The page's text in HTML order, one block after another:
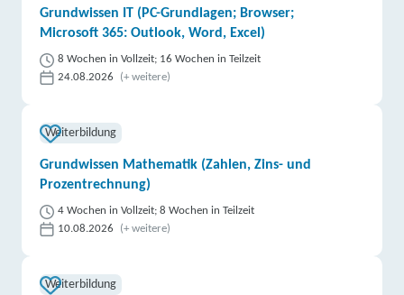
Grundwissen IT (PC-Grundlagen; Browser;
Microsoft 365: Outlook, Word, Excel)
8 Wochen in Vollzeit; 16 Wochen in Teilzeit
24.08.2026
(+ weitere)
Weiterbildung
Grundwissen Mathematik (Zahlen, Zins- und
Prozentrechnung)
4 Wochen in Vollzeit; 8 Wochen in Teilzeit
10.08.2026
(+ weitere)
Weiterbildung